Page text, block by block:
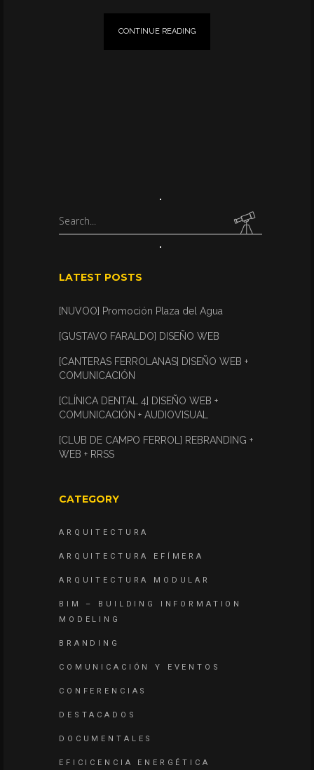
CONTINUE READING
Search
LATEST POSTS
[NUVOO] Promoción Plaza del Agua
[GUSTAVO FARALDO] DISEÑO WEB
[CANTERAS FERROLANAS] DISEÑO WEB +
COMUNICACIÓN
[CLÍNICA DENTAL 4] DISEÑO WEB +
COMUNICACIÓN + AUDIOVISUAL
[CLUB DE CAMPO FERROL] REBRANDING +
WEB + RRSS
CATEGORY
ARQUITECTURA
ARQUITECTURA EFÍMERA
ARQUITECTURA MODULAR
BIM – BUILDING INFORMATION
MODELING
BRANDING
COMUNICACIÓN Y EVENTOS
CONFERENCIAS
DESTACADOS
DOCUMENTALES
EFICICENCIA ENERGÉTICA